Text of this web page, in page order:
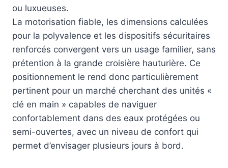
ou luxueuses.
La motorisation fiable, les dimensions calculées
pour la polyvalence et les dispositifs sécuritaires
renforcés convergent vers un usage familier, sans
prétention à la grande croisière hauturière. Ce
positionnement le rend donc particulièrement
pertinent pour un marché cherchant des unités «
clé en main » capables de naviguer
confortablement dans des eaux protégées ou
semi-ouvertes, avec un niveau de confort qui
permet d’envisager plusieurs jours à bord.